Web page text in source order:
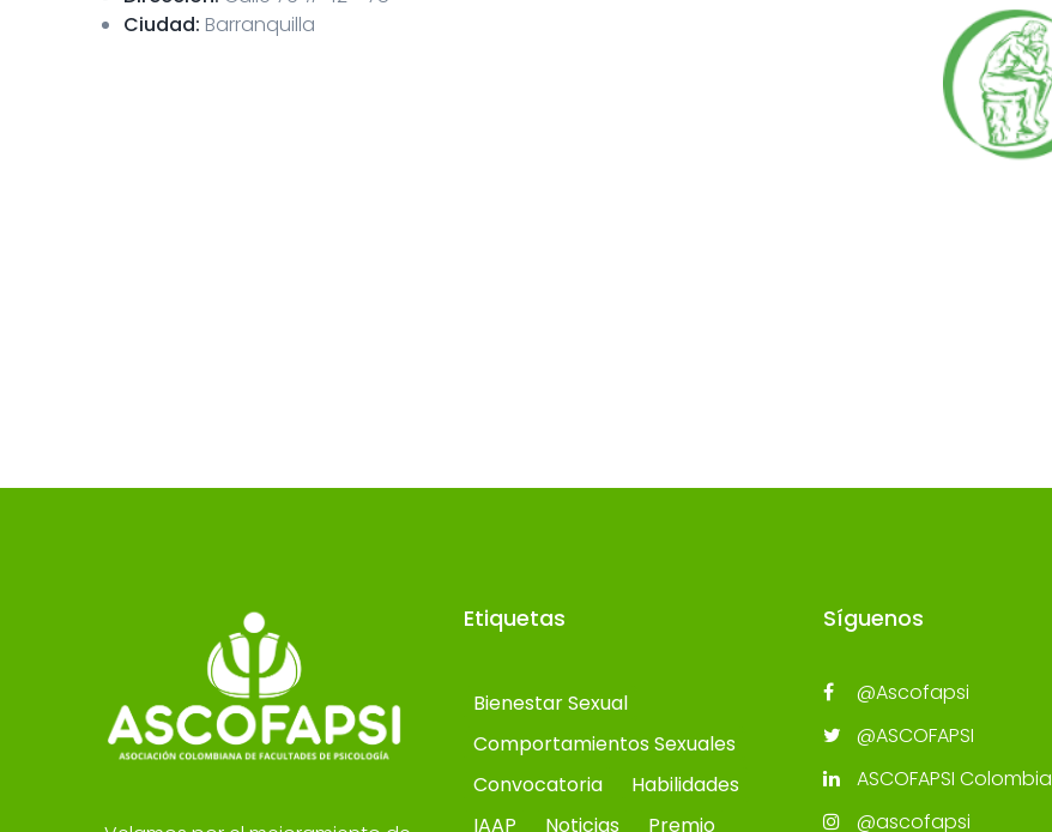
Ciudad: Barranquilla
Etiquetas
Bienestar Sexual
Comportamientos Sexuales
Convocatoria
Habilidades
IAAP
Noticias Premio
Síguenos
@Ascofapsi
@ASCOFAPSI
ASCOFAPSI Colombia
@ascofapsi